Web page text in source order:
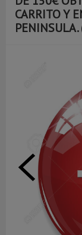
CARRITO Y